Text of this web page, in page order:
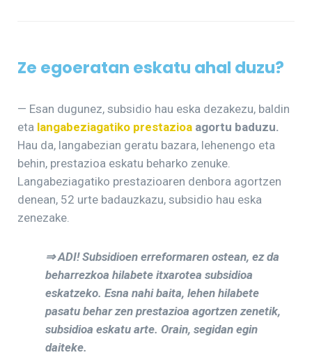
Ze egoeratan eskatu ahal duzu?
— Esan dugunez, subsidio hau eska dezakezu, baldin
eta langabeziagatiko prestazioa agortu baduzu.
Hau da, langabezian geratu bazara, lehenengo eta
behin, prestazioa eskatu beharko zenuke.
Langabeziagatiko prestazioaren denbora agortzen
denean, 52 urte badauzkazu, subsidio hau eska
zenezake.
⇒ ADI! Subsidioen erreformaren ostean, ez da
beharrezkoa hilabete itxarotea subsidioa
eskatzeko. Esna nahi baita, lehen hilabete
pasatu behar zen prestazioa agortzen zenetik,
subsidioa eskatu arte. Orain, segidan egin
daiteke.